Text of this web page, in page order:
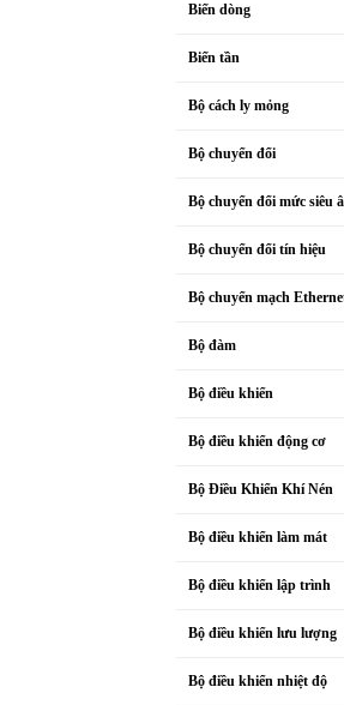
Biến dòng
Biến tần
Bộ cách ly mỏng
Bộ chuyển đổi
Bộ chuyển đổi mức siêu
Bộ chuyển đổi tín hiệu
Bộ chuyển mạch
Bộ đàm
Bộ điều khiển
Bộ điều khiển động cơ
Bộ Điều Khiển Khí Nén
Bộ điều khiển làm mát
Bộ điều khiển lập trình
Bộ điều khiển lưu lượng
Bộ điều khiển nhiệt độ